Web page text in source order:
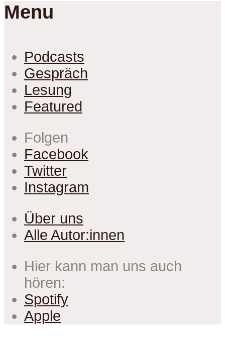
Menu
Podcasts
Gespräch
Lesung
Featured
Folgen
Facebook
Twitter
Instagram
Über uns
Alle Autor:innen
Hier kann man uns auch
hören:
Spotify
Apple